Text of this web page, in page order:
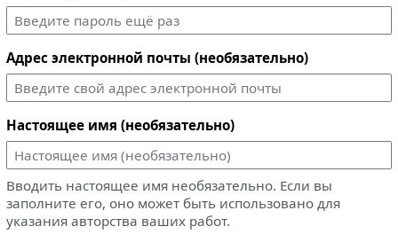
Адрес электронной почты (необязательно)
Настоящее имя (необязательно)
Вводить настоящее имя необязательно. Если вы
заполните его, оно может быть использовано для
указания авторства ваших работ.